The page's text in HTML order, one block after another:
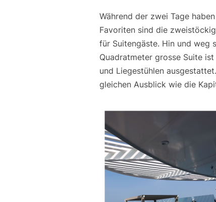
Während der zwei Tage
Favoriten sind die
für Suitengäste. Hin und weg
Quadratmeter grosse Suite
und Liegestühlen
gleichen Ausblick wie die